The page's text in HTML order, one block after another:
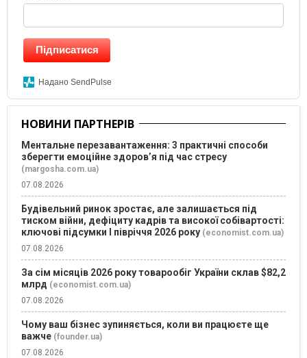
Підписатися
Надано SendPulse
НОВИНИ ПАРТНЕРІВ
Ментальне перезавантаження: 3 практичні способи
зберегти емоційне здоров’я під час стресу
(margosha.com.ua)
07.08.2026
Будівельний ринок зростає, але залишається під
тиском війни, дефіциту кадрів та високої собівартості:
ключові підсумки І півріччя 2026 року (economist.com.ua)
07.08.2026
За сім місяців 2026 року товарообіг України склав $82,2
млрд (economist.com.ua)
07.08.2026
Чому ваш бізнес зупиняється, коли ви працюєте ще
важче (founder.ua)
07.08.2026